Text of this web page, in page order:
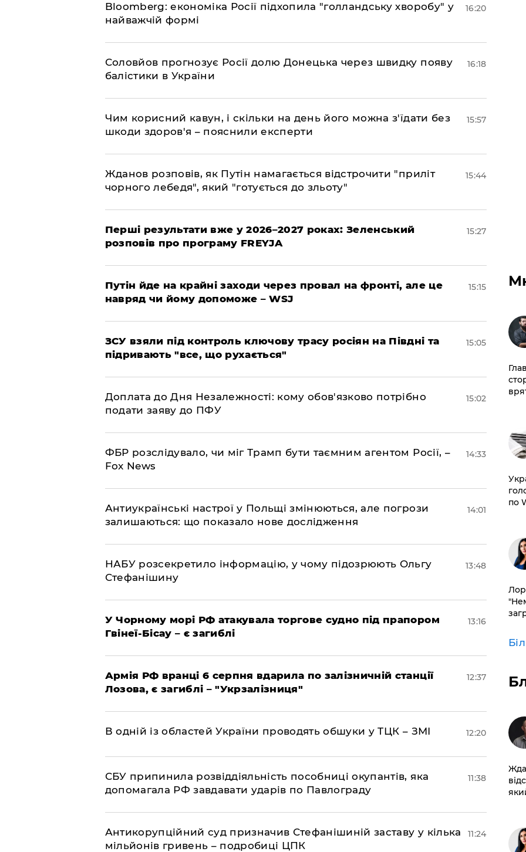
Bloomberg: економіка Росії підхопила "голландську хворобу" у
найважчій формі
16:20
Соловйов прогнозує Росії долю Донецька через швидку появу
балістики в України
16:18
Чим корисний кавун, і скільки на день його можна з'їдати без
шкоди здоров'я – пояснили експерти
15:57
Жданов розповів, як Путін намагається відстрочити "приліт
чорного лебедя", який "готується до зльоту"
15:44
Перші результати вже у 2026–2027 роках: Зеленський
розповів про програму FREYJA
15:27
Путін йде на крайні заходи через провал на фронті, але це
навряд чи йому допоможе – WSJ
15:15
ЗСУ взяли під контроль ключову трасу росіян на Півдні та
підривають "все, що рухається"
15:05
Доплата до Дня Незалежності: кому обов'язково потрібно
подати заяву до ПФУ
15:02
ФБР розслідувало, чи міг Трамп бути таємним агентом Росії, –
Fox News
14:33
Антиукраїнські настрої у Польщі змінюються, але погрози
залишаються: що показало нове дослідження
14:01
НАБУ розсекретило інформацію, у чому підозрюють Ольгу
Стефанішину
13:48
У Чорному морі РФ атакувала торгове судно під прапором
Гвінеї-Бісау – є загиблі
13:16
Армія РФ вранці 6 серпня вдарила по залізничній станції
Лозова, є загиблі – "Укрзалізниця"
12:37
В одній із областей України проводять обшуки у ТЦК – ЗМІ 12:20
СБУ припинила розвіддіяльність пособниці окупантів, яка
допомагала РФ завдавати ударів по Павлограду
11:38
Антикорупційний суд призначив Стефанішиній заставу у кілька
мільйонів гривень – подробиці ЦПК
11:24
по